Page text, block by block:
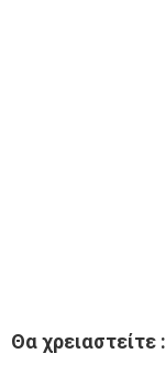
Θα χρειαστείτε :